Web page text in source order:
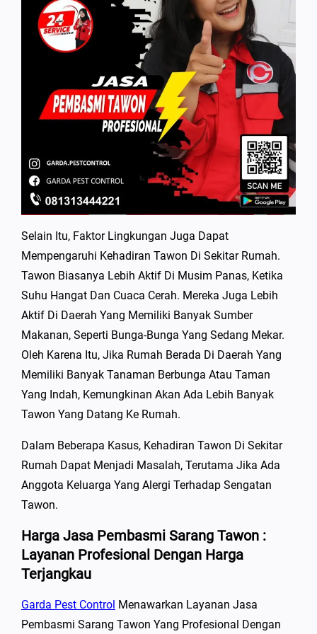
Selain Itu, Faktor Lingkungan Juga Dapat
Mempengaruhi Kehadiran Tawon Di Sekitar Rumah.
Tawon Biasanya Lebih Aktif Di Musim Panas, Ketika
Suhu Hangat Dan Cuaca Cerah. Mereka Juga Lebih
Aktif Di Daerah Yang Memiliki Banyak Sumber
Makanan, Seperti Bunga-Bunga Yang Sedang Mekar.
Oleh Karena Itu, Jika Rumah Berada Di Daerah Yang
Memiliki Banyak Tanaman Berbunga Atau Taman
Yang Indah, Kemungkinan Akan Ada Lebih Banyak
Tawon Yang Datang Ke Rumah.
Dalam Beberapa Kasus, Kehadiran Tawon Di Sekitar
Rumah Dapat Menjadi Masalah, Terutama Jika Ada
Anggota Keluarga Yang Alergi Terhadap Sengatan
Tawon.
Harga Jasa Pembasmi Sarang Tawon :
Layanan Profesional Dengan Harga
Terjangkau
Garda Pest Control Menawarkan Layanan Jasa
Pembasmi Sarang Tawon Yang Profesional Dengan